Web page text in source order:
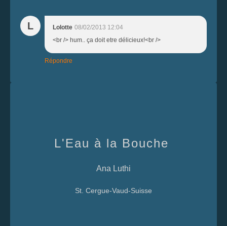
L Lolotte 08/02/2013 12:04
<br /> hum.. ça doit etre délicieux!<br />
Répondre
L'Eau à la Bouche
Ana Luthi
St. Cergue-Vaud-Suisse